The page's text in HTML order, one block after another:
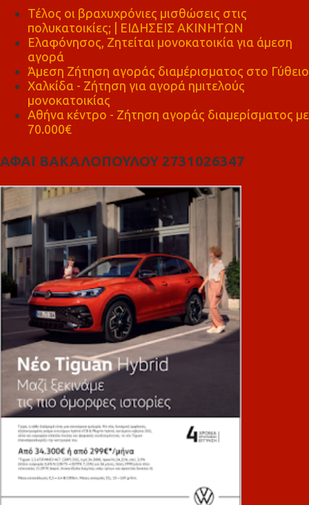
Τέλος οι βραχυχρόνιες μισθώσεις στις
πολυκατοικίες; | ΕΙΔΗΣΕΙΣ ΑΚΙΝΗΤΩΝ
Ελαφόνησος, Ζητείται μονοκατοικία για άμεση
αγορά
Άμεση Ζήτηση αγοράς διαμέρισματος στο Γύθειο
Χαλκίδα - Ζήτηση για αγορά ημιτελούς
μονοκατοικίας
Αθήνα κέντρο - Ζήτηση αγοράς διαμερίσματος με
70.000€
ΑΦΑΙ ΒΑΚΑΛΟΠΟΥΛΟΥ 2731026347